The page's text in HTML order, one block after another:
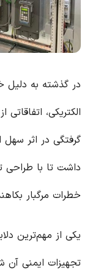
در گذشته به دلیل
الکتریکی،
گرفتگی در اثر
داشت تا با طراحی
خطرات مرگبار
یکی از مهم‌ترین
تجهیزات ایمنی آن